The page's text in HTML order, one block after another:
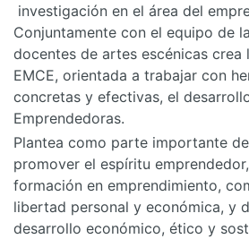
investigación en el área del
Conjuntamente con el equipo de
docentes de artes escénicas crea
EMCE, orientada a trabajar con
concretas y efectivas, el
Emprendedoras.
Plantea como parte importante
promover el espíritu
formación en emprendimiento,
libertad personal y económica, y
desarrollo económico, ético y